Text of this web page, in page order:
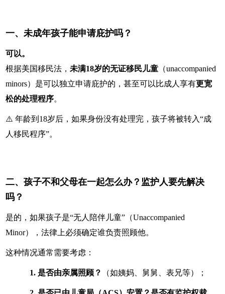
一、未成年孩子能申请庇护吗？
可以。
根据美国移民法，未满18岁的无证移民儿童 （unaccompanied
minors）是可以独立申请庇护的，甚至可以比成人享有更宽
松的处理程序。
⚠️ 年龄到18岁后，如果身份没有处理完，孩子将被转入“成
人移民程序”。
二、孩子不和父母在一起怎么办？监护人要先解决
吗？
是的，如果孩子是“无人陪伴儿童”（Unaccompanied
Minor），法律上必须确定谁负责照顾他。
这种情况通常需要考虑：
1.是否由亲属照顾？ （如姨妈、舅舅、表兄等）；